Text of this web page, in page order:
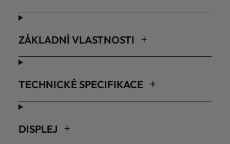
ZÁKLADNÍ VLASTNOSTI
TECHNICKÉ SPECIFIKACE
DISPLEJ